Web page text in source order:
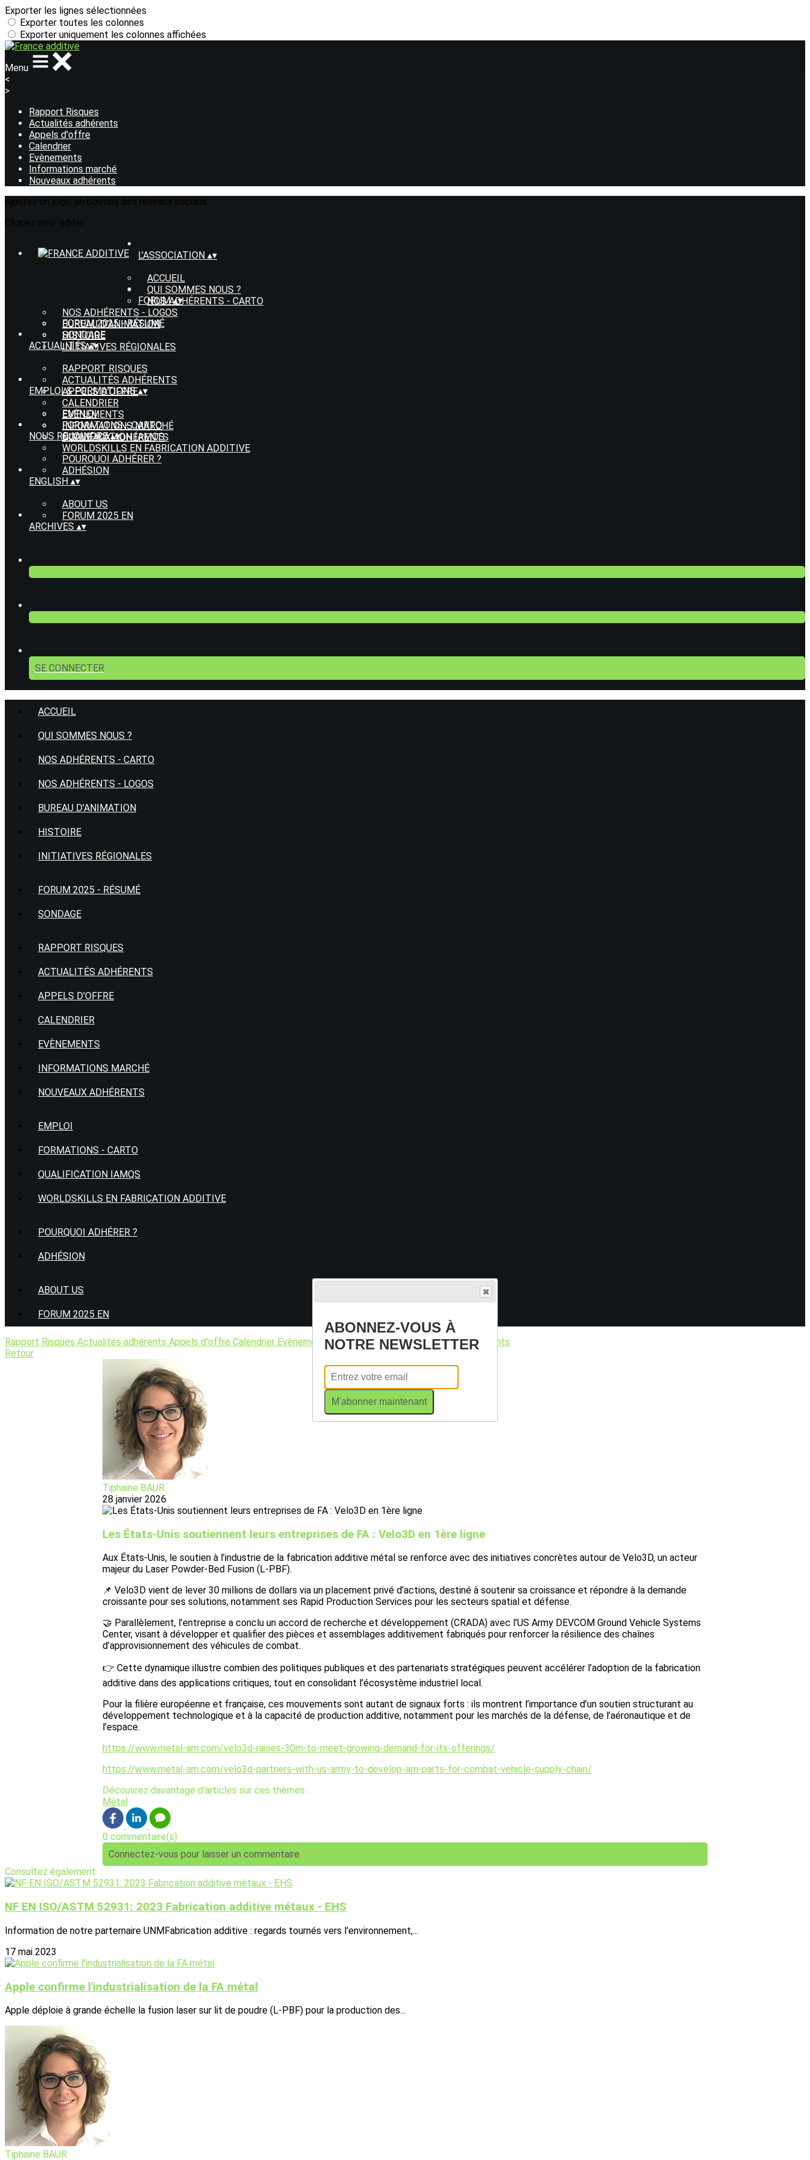
Exporter les lignes sélectionnées
Exporter toutes les colonnes
Exporter uniquement les colonnes affichées
Menu
<
>
Rapport Risques
Actualités adhérents
Appels d'offre
Calendrier
Evènements
Informations marché
Nouveaux adhérents
L'ASSOCIATION ▴▾
ACCUEIL
QUI SOMMES NOUS ?
NOS ADHÉRENTS - CARTO
NOS ADHÉRENTS - LOGOS
BUREAU D'ANIMATION
HISTOIRE
INITIATIVES RÉGIONALES
FORUM▴▾
FORUM 2025 - RÉSUMÉ
SONDAGE
ACTUALITÉS▴▾
RAPPORT RISQUES
ACTUALITÉS ADHÉRENTS
APPELS D'OFFRE
CALENDRIER
EVÈNEMENTS
INFORMATIONS MARCHÉ
NOUVEAUX ADHÉRENTS
EMPLOI & FORMATIONS▴▾
EMPLOI
FORMATIONS - CARTO
QUALIFICATION IAMQS
WORLDSKILLS EN FABRICATION ADDITIVE
NOUS REJOINDRE▴▾
POURQUOI ADHÉRER ?
ADHÉSION
ENGLISH ▴▾
ABOUT US
FORUM 2025 EN
ARCHIVES ▴▾
SE CONNECTER
ACCUEIL
QUI SOMMES NOUS ?
NOS ADHÉRENTS - CARTO
NOS ADHÉRENTS - LOGOS
BUREAU D'ANIMATION
HISTOIRE
INITIATIVES RÉGIONALES
FORUM 2025 - RÉSUMÉ
SONDAGE
RAPPORT RISQUES
ACTUALITÉS ADHÉRENTS
APPELS D'OFFRE
CALENDRIER
EVÈNEMENTS
INFORMATIONS MARCHÉ
NOUVEAUX ADHÉRENTS
EMPLOI
FORMATIONS - CARTO
QUALIFICATION IAMQS
WORLDSKILLS EN FABRICATION ADDITIVE
POURQUOI ADHÉRER ?
ADHÉSION
ABOUT US
FORUM 2025 EN
Rapport Risques Actualités adhérents Appels d'offre Calendrier EvènementsInformations marchéNouveaux adhérents
Retour
Tiphaine BAUR
28 janvier 2026
Les États-Unis soutiennent leurs entreprises de FA : Velo3D en 1ère ligne
Aux États-Unis, le soutien à l’industrie de la fabrication additive métal se renforce avec des initiatives concrètes autour de Velo3D, un acteur
majeur du Laser Powder-Bed Fusion (L-PBF).
📌 Velo3D vient de lever 30 millions de dollars via un placement privé d’actions, destiné à soutenir sa croissance et répondre à la demande
croissante pour ses solutions, notamment ses Rapid Production Services pour les secteurs spatial et défense.
🤝 Parallèlement, l’entreprise a conclu un accord de recherche et développement (CRADA) avec l’US Army DEVCOM Ground Vehicle Systems
Center, visant à développer et qualifier des pièces et assemblages additivement fabriqués pour renforcer la résilience des chaînes
d’approvisionnement des véhicules de combat.
👉 Cette dynamique illustre combien des politiques publiques et des partenariats stratégiques peuvent accélérer l’adoption de la fabrication
additive dans des applications critiques, tout en consolidant l’écosystème industriel local.
Pour la filière européenne et française, ces mouvements sont autant de signaux forts : ils montrent l’importance d’un soutien structurant au
développement technologique et à la capacité de production additive, notamment pour les marchés de la défense, de l’aéronautique et de
l’espace.
https://www.metal-am.com/velo3d-raises-30m-to-meet-growing-demand-for-its-offerings/
https://www.metal-am.com/velo3d-partners-with-us-army-to-develop-am-parts-for-combat-vehicle-supply-chain/
Découvrez davantage d'articles sur ces thèmes :
Métal
0 commentaire(s)
Connectez-vous pour laisser un commentaire
Consultez également
NF EN ISO/ASTM 52931: 2023 Fabrication additive métaux - EHS
Information de notre parternaire UNMFabrication additive : regards tournés vers l'environnement,...
17 mai 2023
Apple confirme l'industrialisation de la FA métal
Apple déploie à grande échelle la fusion laser sur lit de poudre (L-PBF) pour la production des...
Tiphaine BAUR
ABONNEZ-VOUS À
NOTRE NEWSLETTER
M'abonner maintenant